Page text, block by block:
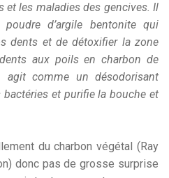
et les maladies des gencives. Il
d’argile bentonite qui
dents et de détoxifier la zone
aux poils en charbon de
agit comme un désodorisant
et purifie la bouche et
du charbon végétal (Ray
donc pas de grosse surprise